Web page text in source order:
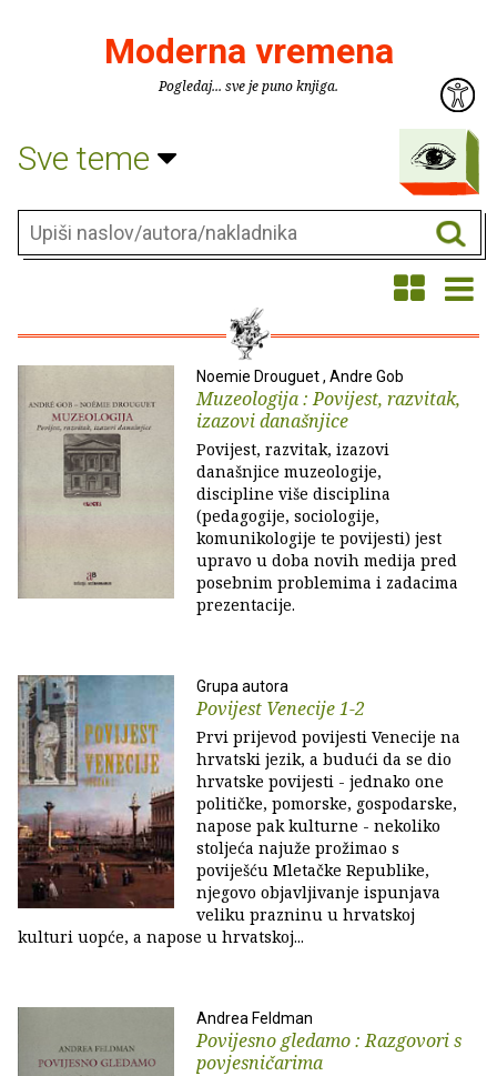
Moderna vremena
Pogledaj... sve je puno knjiga.
Sve teme
Noemie Drouguet , Andre Gob
Muzeologija : Povijest, razvitak,
izazovi današnjice
Povijest, razvitak, izazovi
današnjice muzeologije,
discipline više disciplina
(pedagogije, sociologije,
komunikologije te povijesti) jest
upravo u doba novih medija pred
posebnim problemima i zadacima
prezentacije.
Grupa autora
Povijest Venecije 1-2
Prvi prijevod povijesti Venecije na
hrvatski jezik, a budući da se dio
hrvatske povijesti - jednako one
političke, pomorske, gospodarske,
napose pak kulturne - nekoliko
stoljeća najuže prožimao s
poviješću Mletačke Republike,
njegovo objavljivanje ispunjava
veliku prazninu u hrvatskoj
kulturi uopće, a napose u hrvatskoj...
Andrea Feldman
Povijesno gledamo : Razgovori s
povjesničarima